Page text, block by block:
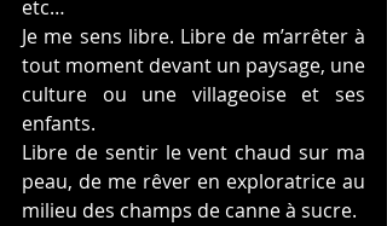
etc…
Je me sens libre. Libre de m’arrêter à
tout moment devant un paysage, une
culture ou une villageoise et ses
enfants.
Libre de sentir le vent chaud sur ma
peau, de me rêver en exploratrice au
milieu des champs de canne à sucre.